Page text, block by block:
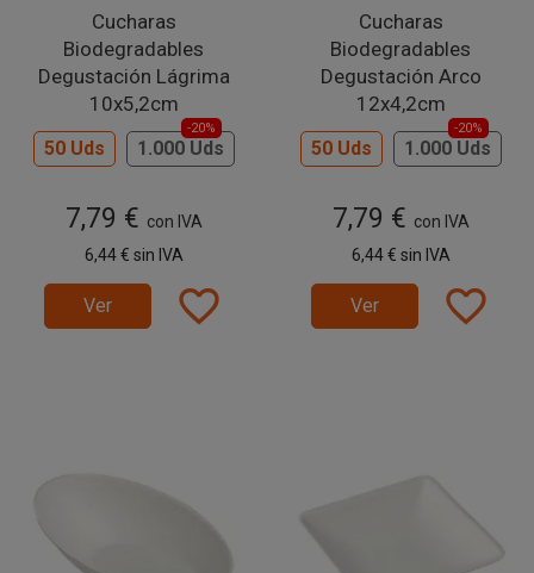
Cucharas
Biodegradables
Degustación Lágrima
10x5,2cm
50 Uds 1.000 Uds
-20%
7,79 € con IVA
6,44 € sin IVA
Ver favorite_border
Cucharas
Biodegradables
Degustación Arco
12x4,2cm
50 Uds 1.000 Uds
-20%
7,79 € con IVA
6,44 € sin IVA
Ver favorite_border